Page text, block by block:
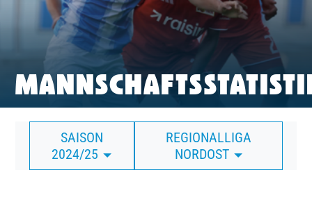
1. MANNSCHAFT
FRAUEN
CAMPUS
CLUB
CLUBMITGLIEDSCHAFT
BUSINESS
SAISON
2024/25
REGIONALLIGA
NORDOST